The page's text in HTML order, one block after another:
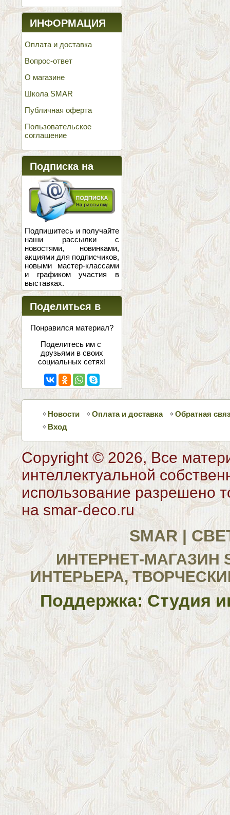
ИНФОРМАЦИЯ
Оплата и доставка
Вопрос-ответ
О магазине
Школа SMAR
Публичная оферта
Пользовательское
соглашение
Подписка на
новости
Подпишитесь и получайте
наши рассылки с
новостями, новинками,
акциями для подписчиков,
новыми мастер-классами
и графиком участия в
выставках.
Поделиться в
соцсетях
Понравился материал?
Поделитесь им с
друзьями в своих
социальных сетях!
Новости Оплата и доставка
Обратная
Вход
Copyright © 2026, Все
интеллектуальной
использование разрешено
на smar-deco.ru
SMAR |
ИНТЕРНЕТ-МАГАЗИН
ИНТЕРЬЕРА,
Поддержка: Студия